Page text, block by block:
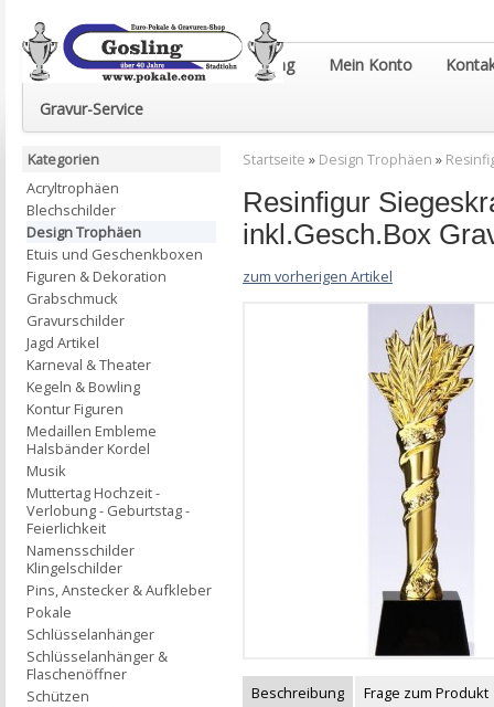
Euro-Pokale & Gravur-Shop Gosling Mein Konto
Gravur-Service
Startseite » Design Trophäen »
Resinfigur
inkl.Gesch.Box
zum vorherigen Artikel
Beschreibung
Frage zum Produkt
Kategorien
Acryltrophäen
Blechschilder
Design Trophäen
Etuis und Geschenkboxen
Figuren & Dekoration
Grabschmuck
Gravurschilder
Jagd Artikel
Karneval & Theater
Kegeln & Bowling
Kontur Figuren
Medaillen Embleme
Halsbänder Kordel
Musik
Muttertag Hochzeit -
Verlobung - Geburtstag -
Feierlichkeit
Namensschilder
Klingelschilder
Pins, Anstecker & Aufkleber
Pokale
Schlüsselanhänger
Schlüsselanhänger &
Flaschenöffner
Schützen